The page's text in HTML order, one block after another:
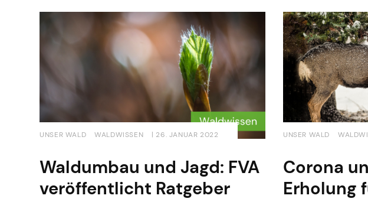
UNSER WALD WALDWISSEN | 26. JANUAR 2022
Waldumbau und Jagd: FVA
veröffentlicht Ratgeber
UNSER WALD
Corona
Erholung